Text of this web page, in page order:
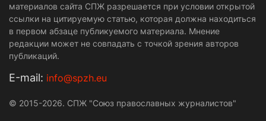
материалов сайта СПЖ разрешается при условии открытой
ссылки на цитируемую статью, которая должна находиться
в первом абзаце публикуемого материала. Мнение
редакции может не совпадать с точкой зрения авторов
публикаций.
Е-mail: info@spzh.eu
© 2015-2026. СПЖ "Союз православных журналистов"